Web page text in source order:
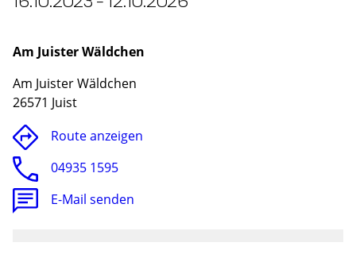
Am Juister Wäldchen
Am Juister Wäldchen
26571 Juist
Route anzeigen
04935 1595
E-Mail senden